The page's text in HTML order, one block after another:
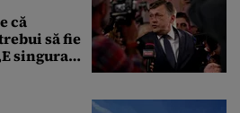
că
să fie
singura